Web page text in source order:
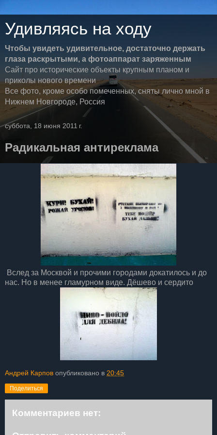
Удивляясь на ходу
Чтобы увидеть удивительное, достаточно держать
глаза раскрытыми, а фотоаппарат заряженным
Сайт про исторические объекты крупным планом и
приколы нового времени
Все фото, кроме особо помеченных, сняты лично мной в
Нижнем Новгороде, Россия
суббота, 18 июня 2011 г.
Радикальная антиреклама
Вслед за Москвой и прочими городами докатилось и до
нас. Но в менее гламурном виде. Дёшево и сердито
Андрей Карпов опубликовано в 20:45
Поделиться
Комментариев нет: